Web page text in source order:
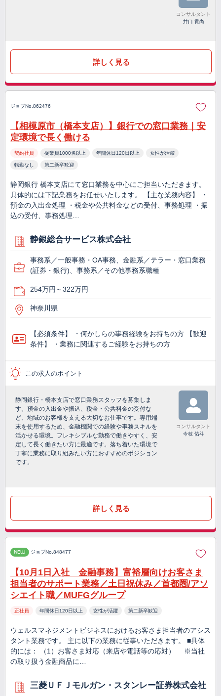
コンサルタント
井口 貴尚
詳しく見る
ジョブNo.862476
【相模原市（橋本支店）】銀行での窓口業務｜安
定環境で長く働ける
契約社員 従業員1000名以上 年間休日120日以上 女性が活躍
転勤なし 第二新卒歓迎
静岡銀行 橋本支店にて窓口業務を中心にご担当いただきます。
具体的には下記業務をお任せいたします。 【主な業務内容】 ・
預金の入出金処理 ・税金や公共料金などの受付、事務処理 ・振
込の受付、事務処理…
静銀総合サービス株式会社
事務系／一般事務・OA事務、金融系／テラー・窓口業務
(証券・銀行)、事務系／その他事務系職種
254万円～322万円
神奈川県
【必須条件】 ・何かしらの事務経験をお持ちの方 【歓迎
条件】 ・業務に関連するご経験をお持ちの方
この求人のポイント
静岡銀行・橋本支店で窓口業務スタッフを募集しま
す。預金の入出金や振込、税金・公共料金の受付な
ど、地域のお客様を支える大切なお仕事です。専用端
末を使用するため、金融機関での経験や事務スキルを
活かせる環境。フレキシブルな勤務で働きやすく、安
定して長く働きたい方に最適です。落ち着いた環境で
丁寧に業務に取り組みたい方におすすめのポジション
です。
コンサルタント
今枝 佑斗
詳しく見る
NEW ジョブNo.848477
【10月1日入社 金融事務】富裕層向けお客さま
担当者のサポート業務／土日祝休み／首都圏/アソ
シエイト職／MUFGグループ
正社員 年間休日120日以上 女性が活躍 第二新卒歓迎
ウェルスマネジメントビジネスにおけるお客さま担当者のアシス
タント業務です。 主に以下の業務に従事いただきます。 ■具体
的には： （1）お客さま対応（来店や電話等の応対） ※当社
の取り扱う金融商品に…
三菱ＵＦＪモルガン・スタンレー証券株式会社